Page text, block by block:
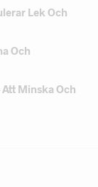
Lek Och
Och
Minska Och